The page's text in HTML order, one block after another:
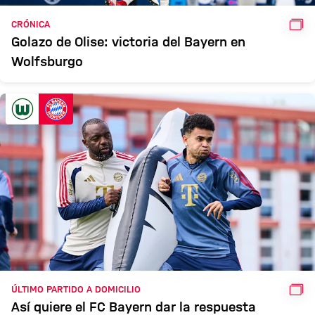
CRÓNICA
Golazo de Olise: victoria del Bayern en
Wolfsburgo
ÚLTIMO PARTIDO A DOMICILIO
Así quiere el FC Bayern dar la respuesta